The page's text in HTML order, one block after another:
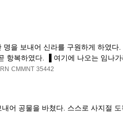
명을 보내어 신라를 구원하게 하였
항복하였다. ▐ 여기에 나오는 임나
CMMNT 35442
어 공물을 바쳤다. 스스로 사지절